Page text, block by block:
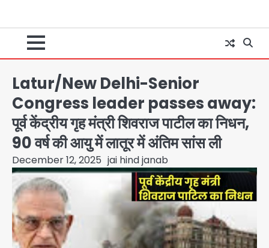
Latur/New Delhi-Senior
Congress leader passes away:
पूर्व केंद्रीय गृह मंत्री शिवराज पाटील का निधन,
90 वर्ष की आयु में लातूर में अंतिम सांस ली
December 12, 2025 jai hind janab